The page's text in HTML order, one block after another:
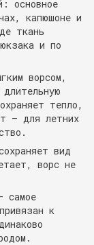
основное
капюшоне и
ткань
и по
ворсом,
тепло,
— для летних
вид
ворс не
самое
к